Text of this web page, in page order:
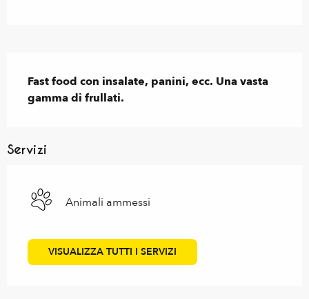
Fast food con insalate, panini, ecc. Una vasta
gamma di frullati.
Servizi
Animali ammessi
VISUALIZZA TUTTI I SERVIZI